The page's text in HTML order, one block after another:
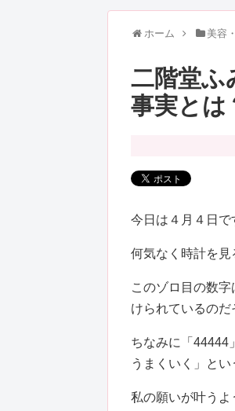
ホーム 美容
二階堂ふ
事実とは
今日は４月４日で
何気なく時計を見
このゾロ目の数
けられているのだ
ちなみに「44444
うまくいく」とい
私の願いが叶うよ